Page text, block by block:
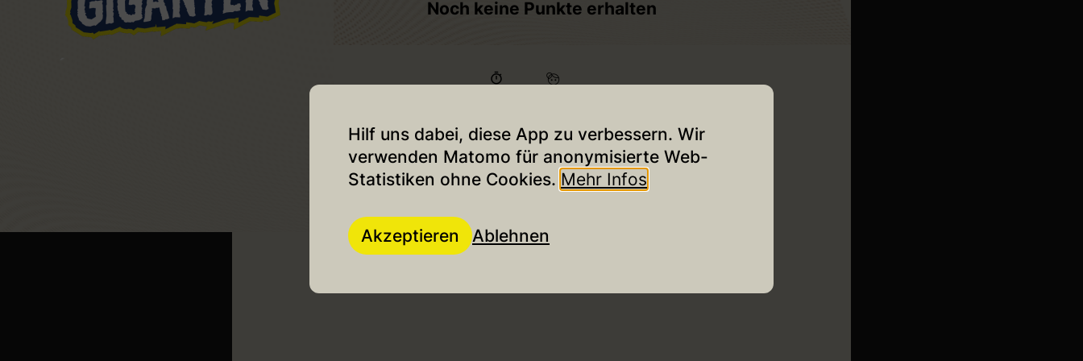
Noch keine Punkte erhalten
timer
face_4
Tour starten
26 Insekten erwarten Dich
Hilf uns dabei, diese App zu verbessern. Wir
verwenden Matomo für anonymisierte Web-
Statistiken ohne Cookies. Mehr Infos
Akzeptieren Ablehnen